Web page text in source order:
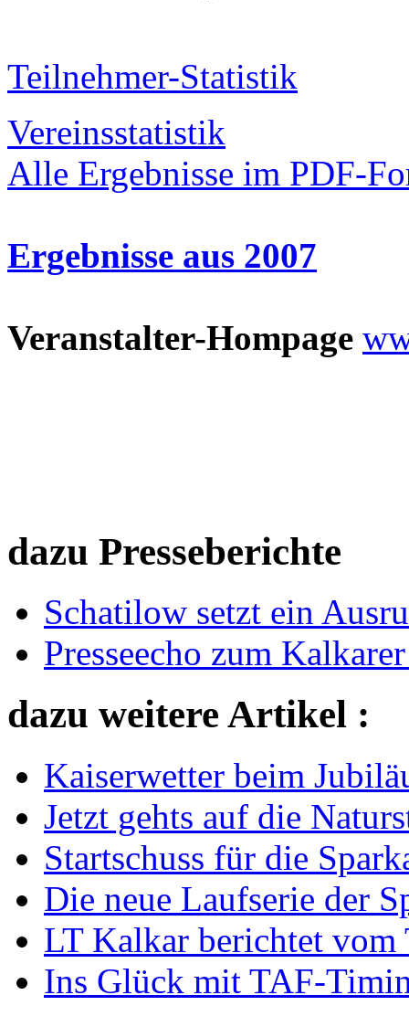
Teilnehmer-Statistik
Vereinsstatistik
Alle Ergebnisse im PDF-
Ergebnisse aus 2007
Veranstalter-Hompage
dazu Presseberichte
Schatilow setzt ein
Presseecho zum
dazu weitere Artikel :
Kaiserwetter beim
Jetzt gehts auf die
Startschuss für die
Die neue Laufserie der
LT Kalkar berichtet vom
Ins Glück mit TAF-